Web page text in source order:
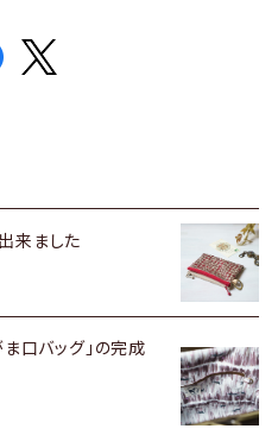
来ました
ま口バッグ」の完成